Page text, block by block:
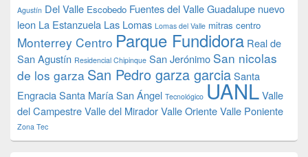
Agustín Del Valle Escobedo Fuentes del ValleGuadalupe nuevo
leon La Estanzuela Las Lomas Lomas del Valle mitras centro
Monterrey Centro Parque Fundidora Real de
San Agustín Residencial Chipinque San Jerónimo San nicolas
de los garza San Pedro garza garciaSanta
EngraciaSanta MaríaSan Ángel Tecnológico UANLValle
del CampestreValle del MiradorValle OrienteValle Poniente
Zona Tec